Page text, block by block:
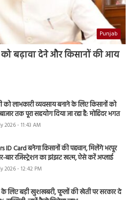
Punjab
बढ़ावा देने और किसानों की आय
को लाभकारी व्यवसाय बनाने के लिए किसानों को
तक पूरा सहयोग दिया जा रहा है: मोहिंदर भगत
2026 - 11:43 AM
ID Card बनेगा किसानों की पहचान, मिलेंगे भरपूर
बार रजिस्ट्रेशन का झंझट खत्म, ऐसे करें अप्लाई
2026 - 12:42 PM
के लिए बड़ी खुशखबरी, फूलों की खेती पर सरकार दे